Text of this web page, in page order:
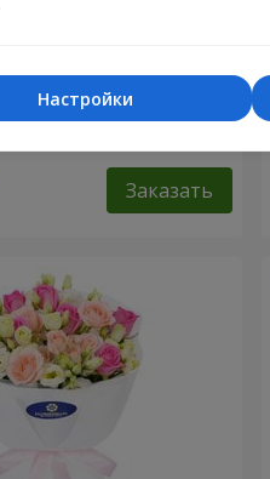
из 9 хризантем
Заказать
Настройки